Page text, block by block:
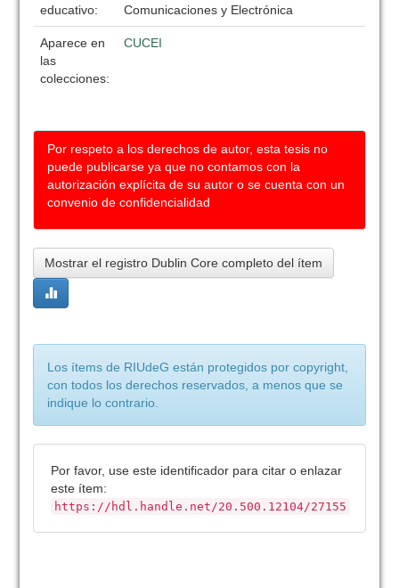
educativo:
Comunicaciones y Electrónica
Aparece en
las
colecciones:
CUCEI
Por respeto a los derechos de autor, esta tesis no
puede publicarse ya que no contamos con la
autorización explícita de su autor o se cuenta con un
convenio de confidencialidad
Mostrar el registro Dublin Core completo del ítem
Los ítems de RIUdeG están protegidos por copyright,
con todos los derechos reservados, a menos que se
indique lo contrario.
Por favor, use este identificador para citar o enlazar
este ítem:
https://hdl.handle.net/20.500.12104/27155